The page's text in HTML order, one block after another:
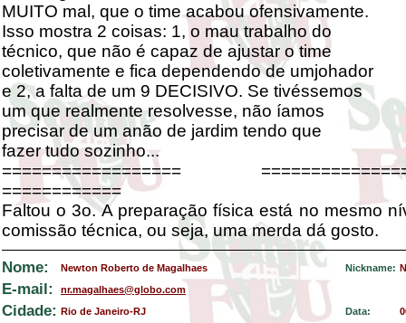
MUITO mal, que o time acabou ofensivamente.
Isso mostra 2 coisas: 1, o mau trabalho do
técnico, que não é capaz de ajustar o time
coletivamente e fica dependendo de umjohador
e 2, a falta de um 9 DECISIVO. Se tivéssemos
um que realmente resolvesse, não íamos
precisar de um anão de jardim tendo que
fazer tudo sozinho...
==================
============
Faltou o 3o. A preparação física está no mesmo
comissão técnica, ou seja, uma merda dá gosto.
Nome: Newton Roberto de Magalhaes Nickname:
E-mail: nr.magalhaes@globo.com
Cidade: Rio de Janeiro-RJ Data: